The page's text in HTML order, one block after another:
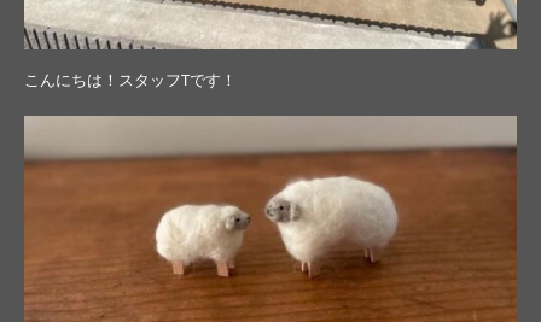
こんにちは！スタッフTです！